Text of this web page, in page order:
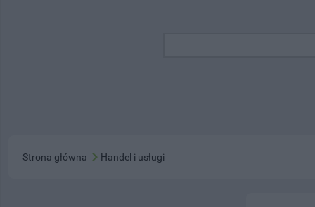
Strona główna Handel i usługi